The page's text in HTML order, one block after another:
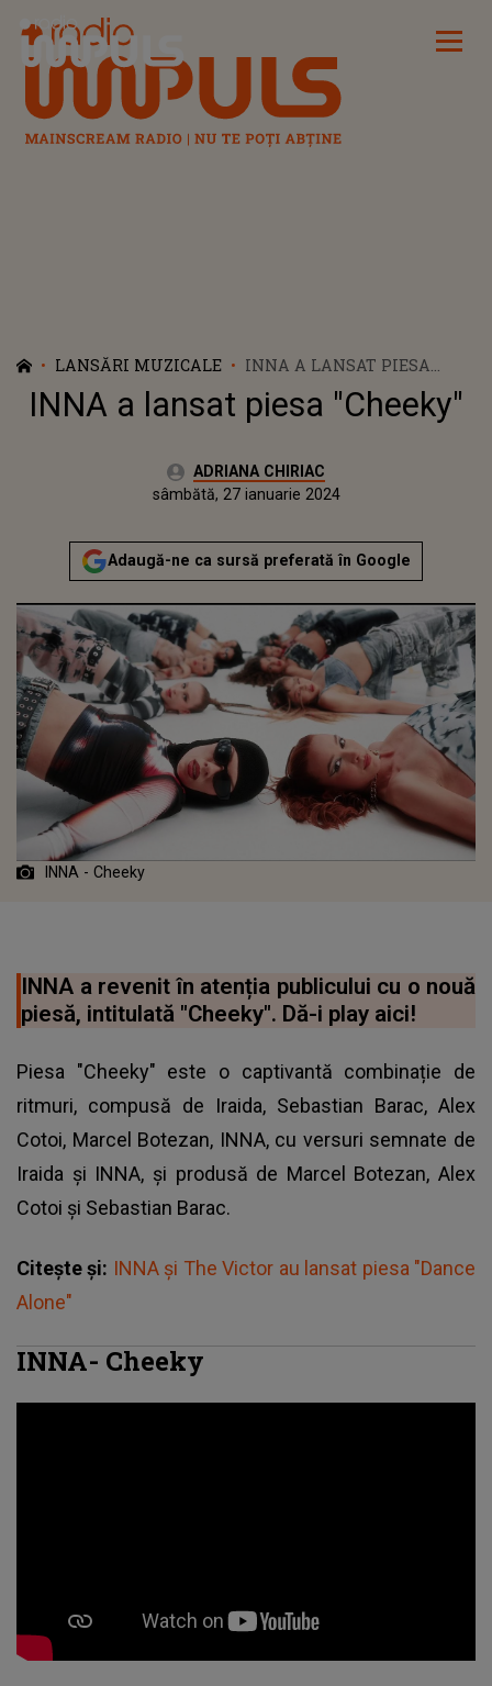
Radio Impuls
LANSĂRI MUZICALE
INNA A LANSAT PIESA
"CHEEKY"
INNA a lansat piesa "Cheeky"
Autor:ADRIANA CHIRIAC
sâmbătă, 27 ianuarie 2024
Actualizat:
sâmbătă, 27 ianuarie 2024
Adaugă-ne ca sursă preferată în Google
INNA - Cheeky
INNA a revenit în atenția publicului cu o nouă
piesă, intitulată "Cheeky". Dă-i play aici!
Piesa "Cheeky" este o captivantă combinație de
ritmuri, compusă de Iraida, Sebastian Barac, Alex
Cotoi, Marcel Botezan, INNA, cu versuri semnate de
Iraida și INNA, și produsă de Marcel Botezan, Alex
Cotoi și Sebastian Barac.
Citește și: INNA și The Victor au lansat piesa "Dance
Alone"
INNA- Cheeky